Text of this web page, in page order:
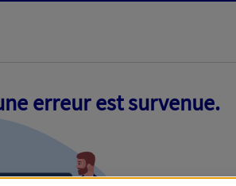
erreur est survenue.